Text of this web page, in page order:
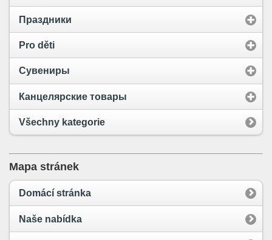
Праздники
Pro děti
Сувениры
Канцелярские товары
Všechny kategorie
Mapa stránek
Domácí stránka
Naše nabídka